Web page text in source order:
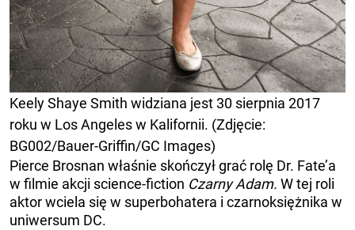
Keely Shaye Smith widziana jest 30 sierpnia 2017
roku w Los Angeles w Kalifornii. (Zdjęcie:
BG002/Bauer-Griffin/GC Images)
Pierce Brosnan właśnie skończył grać rolę Dr. Fate’a
w filmie akcji science-fiction Czarny Adam. W tej roli
aktor wciela się w superbohatera i czarnoksiężnika w
uniwersum DC.